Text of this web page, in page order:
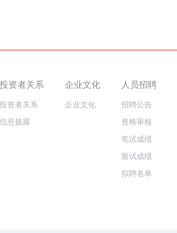
投资者关系
投资者关系
信息披露
企业文化
企业文化
人员招聘
招聘公告
资格审核
笔试成绩
面试成绩
拟聘名单